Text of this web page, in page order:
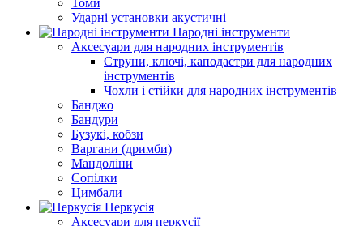
Томи
Ударні установки акустичні
Народні інструменти
Аксесуари для народних інструментів
Струни, ключі, каподастри для народних
інструментів
Чохли і стійки для народних інструментів
Банджо
Бандури
Бузукі, кобзи
Варгани (дримби)
Мандоліни
Сопілки
Цимбали
Перкусія
Аксесуари для перкусії